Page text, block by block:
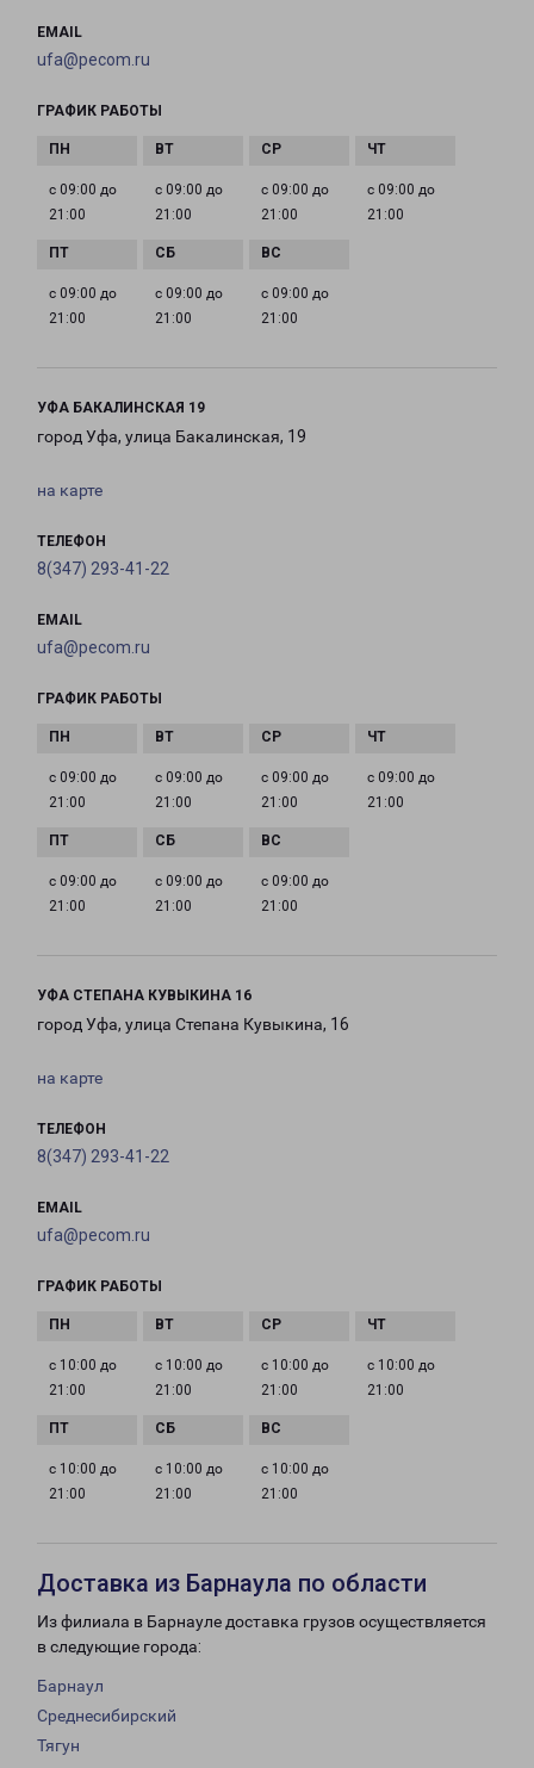
EMAIL
ufa@pecom.ru
ГРАФИК РАБОТЫ
с 09:00 до
21:00
с 09:00 до
21:00
с 09:00 до
21:00
с 09:00 до
21:00
с 09:00 до
21:00
с 09:00 до
21:00
с 09:00 до
21:00
УФА БАКАЛИНСКАЯ 19
город Уфа, улица Бакалинская, 19
на карте
ТЕЛЕФОН
8(347) 293-41-22
EMAIL
ufa@pecom.ru
ГРАФИК РАБОТЫ
с 09:00 до
21:00
с 09:00 до
21:00
с 09:00 до
21:00
с 09:00 до
21:00
с 09:00 до
21:00
с 09:00 до
21:00
с 09:00 до
21:00
УФА СТЕПАНА КУВЫКИНА 16
город Уфа, улица Степана Кувыкина, 16
на карте
ТЕЛЕФОН
8(347) 293-41-22
EMAIL
ufa@pecom.ru
ГРАФИК РАБОТЫ
с 10:00 до
21:00
с 10:00 до
21:00
с 10:00 до
21:00
с 10:00 до
21:00
с 10:00 до
21:00
с 10:00 до
21:00
с 10:00 до
21:00
Доставка из Барнаула по области
Из филиала в Барнауле доставка грузов осуществляется
в следующие города:
Барнаул
Среднесибирский
Тягун